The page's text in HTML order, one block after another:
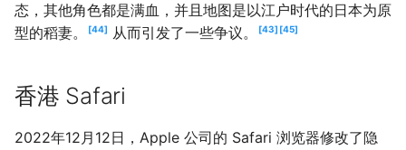
态，其他角色都是满血，并且地图是以江户时代的日本为原
型的稻妻。
44 从而引发了一些争议。 43 45
香港 Safari
2022年12月12日，Apple 公司的 Safari 浏览器修改了隐